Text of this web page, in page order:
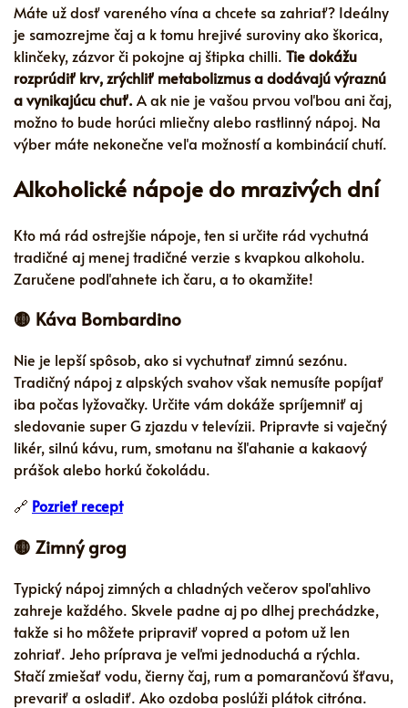
Máte už dosť vareného vína a chcete sa zahriať? Ideálny
je samozrejme čaj a k tomu hrejivé suroviny ako škorica,
klinčeky, zázvor či pokojne aj štipka chilli. Tie dokážu
rozprúdiť krv, zrýchliť metabolizmus a dodávajú výraznú
a vynikajúcu chuť. A ak nie je vašou prvou voľbou ani čaj,
možno to bude horúci mliečny alebo rastlinný nápoj. Na
výber máte nekonečne veľa možností a kombinácií chutí.
Alkoholické nápoje do mrazivých dní
Kto má rád ostrejšie nápoje, ten si určite rád vychutná
tradičné aj menej tradičné verzie s kvapkou alkoholu.
Zaručene podľahnete ich čaru, a to okamžite!
🟡 Káva Bombardino
Nie je lepší spôsob, ako si vychutnať zimnú sezónu.
Tradičný nápoj z alpských svahov však nemusíte popíjať
iba počas lyžovačky. Určite vám dokáže spríjemniť aj
sledovanie super G zjazdu v televízii. Pripravte si vaječný
likér, silnú kávu, rum, smotanu na šľahanie a kakaový
prášok alebo horkú čokoládu.
🔗 Pozrieť recept
🟡 Zimný grog
Typický nápoj zimných a chladných večerov spoľahlivo
zahreje každého. Skvele padne aj po dlhej prechádzke,
takže si ho môžete pripraviť vopred a potom už len
zohriať. Jeho príprava je veľmi jednoduchá a rýchla.
Stačí zmiešať vodu, čierny čaj, rum a pomarančovú šťavu,
prevariť a osladiť. Ako ozdoba poslúži plátok citróna.